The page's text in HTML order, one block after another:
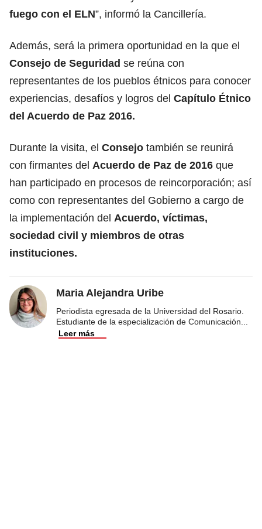
fuego con el ELN”, informó la Cancillería.
Además, será la primera oportunidad en la que el
Consejo de Seguridad se reúna con
representantes de los pueblos étnicos para conocer
experiencias, desafíos y logros del Capítulo Étnico
del Acuerdo de Paz 2016.
Durante la visita, el Consejo también se reunirá
con firmantes del Acuerdo de Paz de 2016 que
han participado en procesos de reincorporación; así
como con representantes del Gobierno a cargo de
la implementación del Acuerdo, víctimas,
sociedad civil y miembros de otras
instituciones.
Maria Alejandra Uribe
Periodista egresada de la Universidad del Rosario.
Estudiante de la especialización de Comunicación
Leer más